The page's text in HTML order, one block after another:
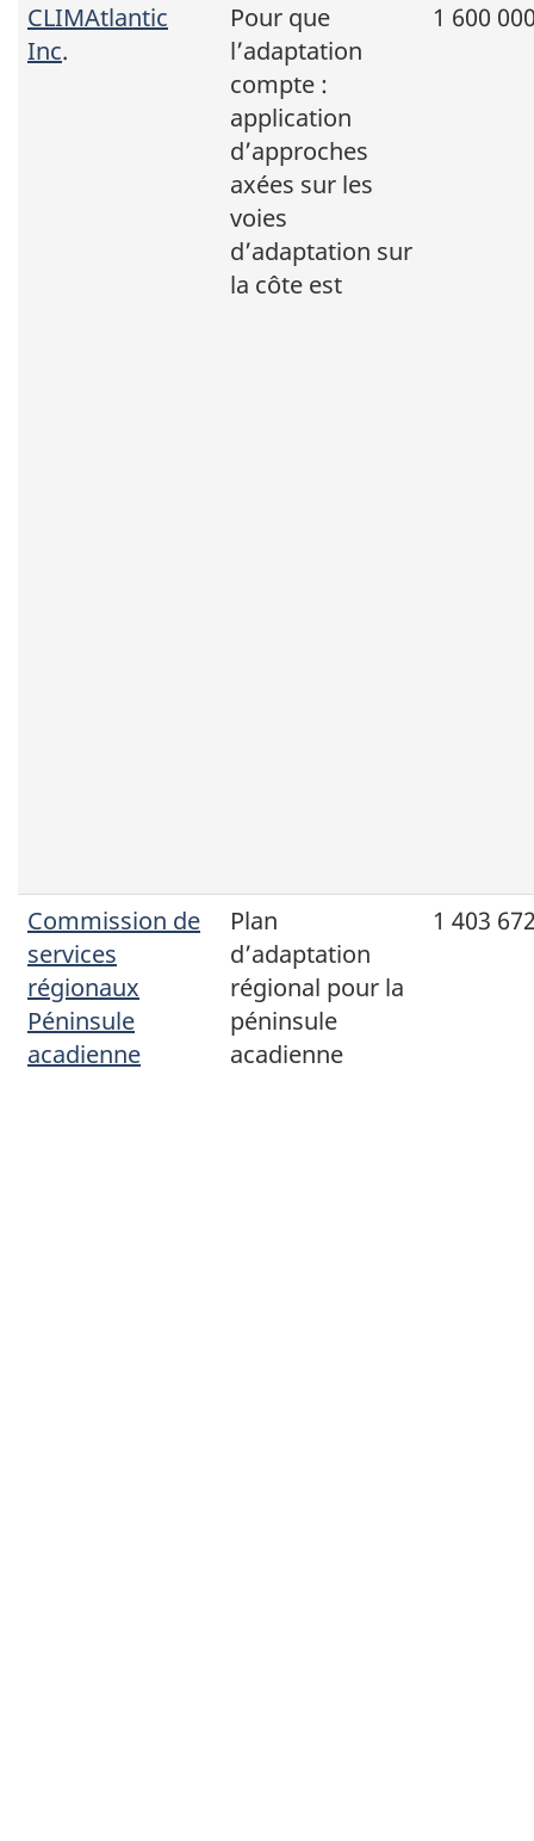
CLIMAtlantic
Inc.
Pour que
l’adaptation
compte :
application
d’approches
axées sur les
voies
d’adaptation sur
la côte est
1 600
Commission de
services
régionaux
Péninsule
acadienne
Plan
d’adaptation
régional pour la
péninsule
acadienne
1 403